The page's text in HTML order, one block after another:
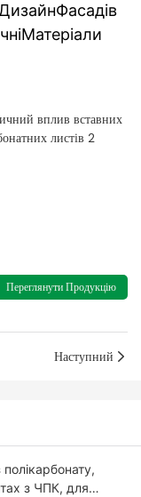
Переглянути Продукцію
Наступний
полікарбонату,
з ЧПК, для